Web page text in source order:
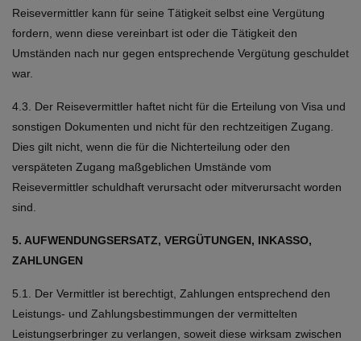
Reisevermittler kann für seine Tätigkeit selbst eine Vergütung
fordern, wenn diese vereinbart ist oder die Tätigkeit den
Umständen nach nur gegen entsprechende Vergütung geschuldet
war.
4.3. Der Reisevermittler haftet nicht für die Erteilung von Visa und
sonstigen Dokumenten und nicht für den rechtzeitigen Zugang.
Dies gilt nicht, wenn die für die Nichterteilung oder den
verspäteten Zugang maßgeblichen Umstände vom
Reisevermittler schuldhaft verursacht oder mitverursacht worden
sind.
5. AUFWENDUNGSERSATZ, VERGÜTUNGEN, INKASSO,
ZAHLUNGEN
5.1. Der Vermittler ist berechtigt, Zahlungen entsprechend den
Leistungs- und Zahlungsbestimmungen der vermittelten
Leistungserbringer zu verlangen, soweit diese wirksam zwischen